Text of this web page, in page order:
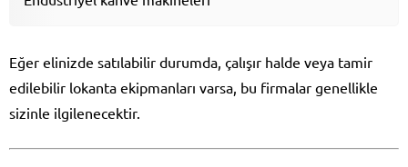
Eğer elinizde satılabilir durumda, çalışır halde veya tamir
edilebilir lokanta ekipmanları varsa, bu firmalar genellikle
sizinle ilgilenecektir.